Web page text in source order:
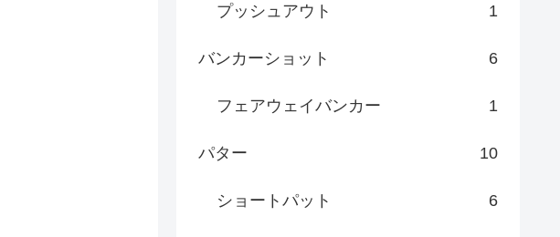
プッシュアウト 1
バンカーショット 6
フェアウェイバンカー 1
パター 10
ショートパット 6